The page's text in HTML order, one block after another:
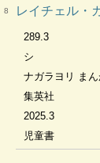
8 レイチェル・カーソン 世界
289.3
シ
ナガラヨリ ま
集英社
2025.3
児童書